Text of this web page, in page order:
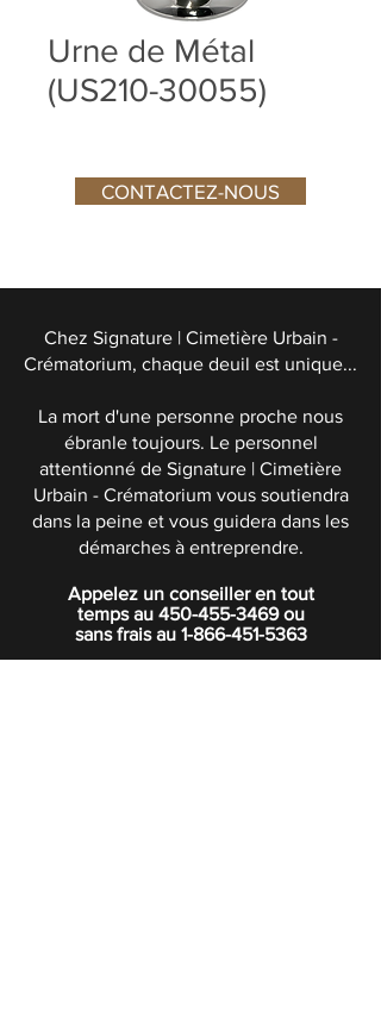
Urne de Métal
(US210-30055)
CONTACTEZ-NOUS
Chez Signature | Cimetière Urbain -
Crématorium, chaque deuil est unique...
La mort d'une personne proche nous
ébranle toujours. Le personnel
attentionné de Signature | Cimetière
Urbain - Crématorium vous soutiendra
dans la peine et vous guidera dans les
démarches à entreprendre.
Appelez un conseiller en tout
temps au 450-455-3469ou
sans frais au 1-866-451-5363